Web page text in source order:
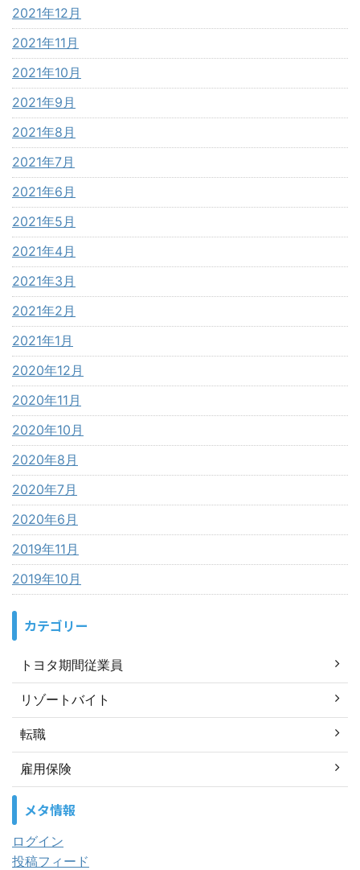
2021年12月
2021年11月
2021年10月
2021年9月
2021年8月
2021年7月
2021年6月
2021年5月
2021年4月
2021年3月
2021年2月
2021年1月
2020年12月
2020年11月
2020年10月
2020年8月
2020年7月
2020年6月
2019年11月
2019年10月
カテゴリー
トヨタ期間従業員
リゾートバイト
転職
雇用保険
メタ情報
ログイン
投稿フィード